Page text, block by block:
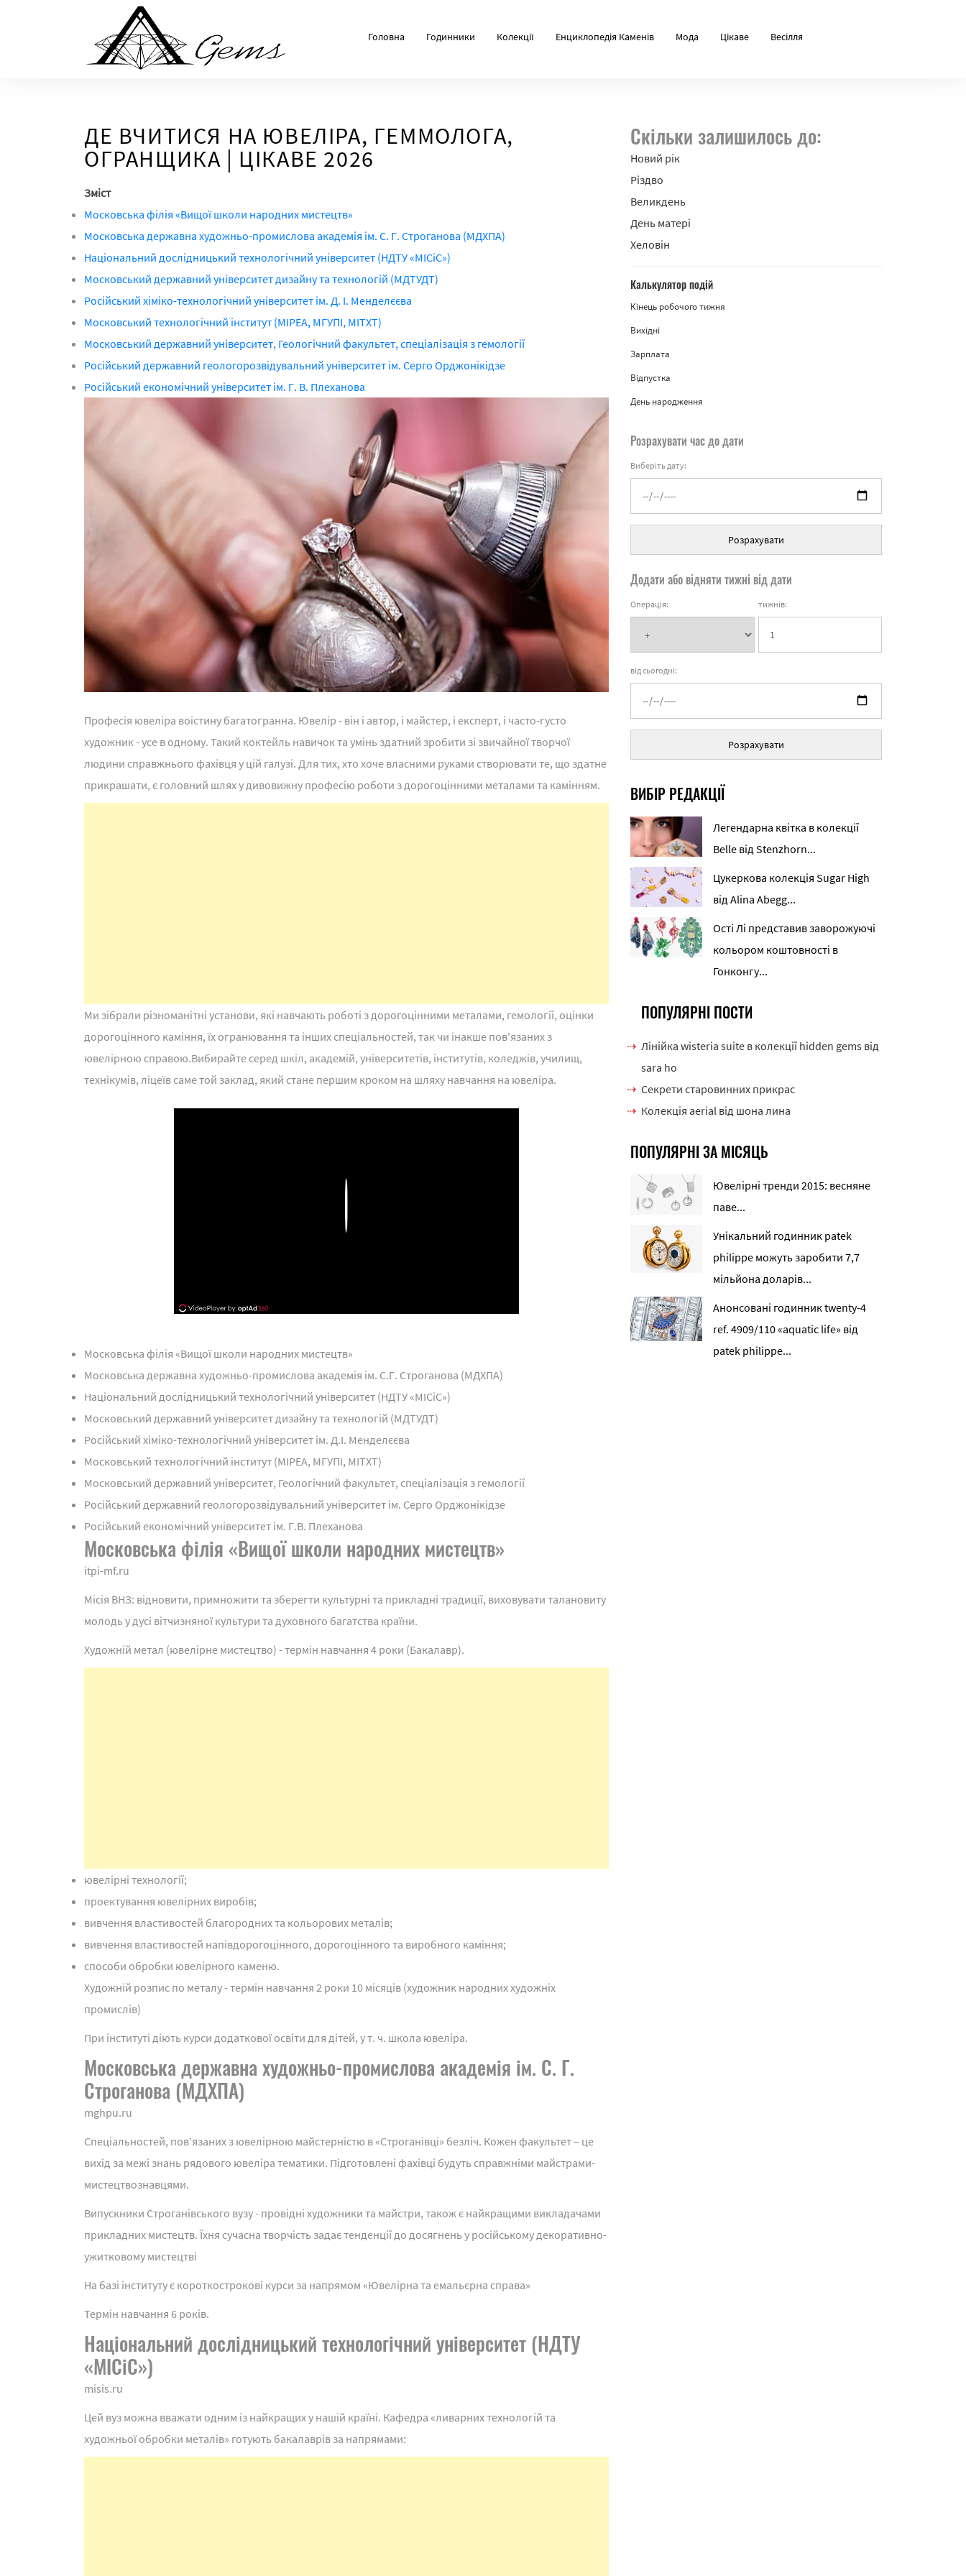
Головна Годинники Колекції Енциклопедія Каменів Мода Цікаве Весілля
ДЕ ВЧИТИСЯ НА ЮВЕЛІРА, ГЕММОЛОГА,
ОГРАНЩИКА | ЦІКАВЕ 2026
Зміст
Московська філія «Вищої школи народних мистецтв»
Московська державна художньо-промислова академія ім. С. Г. Строганова (МДХПА)
Національний дослідницький технологічний університет (НДТУ «МІСіС»)
Московський державний університет дизайну та технологій (МДТУДТ)
Російський хіміко-технологічний університет ім. Д. І. Менделєєва
Московський технологічний інститут (МІРЕА, МГУПІ, МІТХТ)
Московський державний університет, Геологічний факультет, спеціалізація з гемології
Російський державний геологорозвідувальний університет ім. Серго Орджонікідзе
Російський економічний університет ім. Г. В. Плеханова
Професія ювеліра воістину багатогранна. Ювелір - він і автор, і майстер, і експерт, і часто-густо
художник - усе в одному. Такий коктейль навичок та умінь здатний зробити зі звичайної творчої
людини справжнього фахівця у цій галузі. Для тих, хто хоче власними руками створювати те, що здатне
прикрашати, є головний шлях у дивовижну професію роботи з дорогоцінними металами та камінням.
Ми зібрали різноманітні установи, які навчають роботі з дорогоцінними металами, гемології, оцінки
дорогоцінного каміння, їх огранювання та інших спеціальностей, так чи інакше пов'язаних з
ювелірною справою.Вибирайте серед шкіл, академій, університетів, інститутів, коледжів, училищ,
технікумів, ліцеїв саме той заклад, який стане першим кроком на шляху навчання на ювеліра.
Московська філія «Вищої школи народних мистецтв»
Московська державна художньо-промислова академія ім. С.Г. Строганова (МДХПА)
Національний дослідницький технологічний університет (НДТУ «МІСіС»)
Московський державний університет дизайну та технологій (МДТУДТ)
Російський хіміко-технологічний університет ім. Д.І. Менделєєва
Московський технологічний інститут (МІРЕА, МГУПІ, МІТХТ)
Московський державний університет, Геологічний факультет, спеціалізація з гемології
Російський державний геологорозвідувальний університет ім. Серго Орджонікідзе
Російський економічний університет ім. Г.В. Плеханова
Московська філія «Вищої школи народних мистецтв»
itpi-mf.ru
Місія ВНЗ: відновити, примножити та зберегти культурні та прикладні традиції, виховувати талановиту
молодь у дусі вітчизняної культури та духовного багатства країни.
Художній метал (ювелірне мистецтво) - термін навчання 4 роки (Бакалавр).
ювелірні технології;
проектування ювелірних виробів;
вивчення властивостей благородних та кольорових металів;
вивчення властивостей напівдорогоцінного, дорогоцінного та виробного каміння;
способи обробки ювелірного каменю.
Художній розпис по металу - термін навчання 2 роки 10 місяців (художник народних художніх
промислів)
При інституті діють курси додаткової освіти для дітей, у т. ч. школа ювеліра.
Московська державна художньо-промислова академія ім. С. Г.
Строганова (МДХПА)
mghpu.ru
Спеціальностей, пов'язаних з ювелірною майстерністю в «Строганівці» безліч. Кожен факультет – це
вихід за межі знань рядового ювеліра тематики. Підготовлені фахівці будуть справжніми майстрами-
мистецтвознавцями.
Випускники Строганівського вузу - провідні художники та майстри, також є найкращими викладачами
прикладних мистецтв. Їхня сучасна творчість задає тенденції до досягнень у російському декоративно-
ужитковому мистецтві
На базі інституту є короткострокові курси за напрямом «Ювелірна та емальєрна справа»
Термін навчання 6 років.
Національний дослідницький технологічний університет (НДТУ
«МІСіС»)
misis.ru
Цей вуз можна вважати одним із найкращих у нашій країні. Кафедра «ливарних технологій та
художньої обробки металів» готують бакалаврів за напрямами:
Скільки залишилось до:
Новий рік
Різдво
Великдень
День матері
Хеловін
Калькулятор подій
Кінець робочого тижня
Вихідні
Зарплата
Відпустка
День народження
Розрахувати час до дати
Виберіть дату:
Розрахувати
Додати або відняти тижні від дати
Операція: тижнів:
від сьогодні:
Розрахувати
ВИБІР РЕДАКЦІЇ
Легендарна квітка в колекції
Belle від Stenzhorn...
Цукеркова колекція Sugar High
від Alina Abegg...
Ості Лі представив заворожуючі
кольором коштовності в
Гонконгу...
ПОПУЛЯРНІ ПОСТИ
Лінійка wisteria suite в колекції hidden gems від
sara ho
Секрети старовинних прикрас
Колекція aerial від шона лина
ПОПУЛЯРНІ ЗА МІСЯЦЬ
Ювелірні тренди 2015: весняне
паве...
Унікальний годинник patek
philippe можуть заробити 7,7
мільйона доларів...
Анонсовані годинник twenty-4
ref. 4909/110 «aquatic life» від
patek philippe...